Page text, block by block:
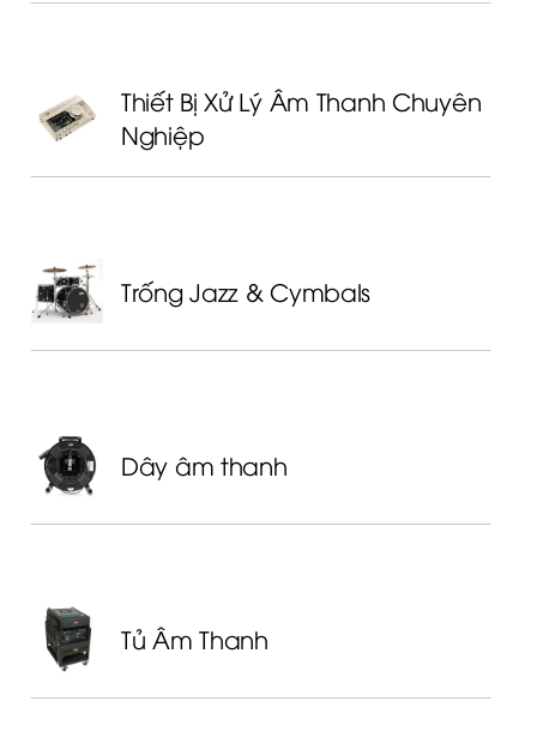
Thiết Bị Xử Lý Âm Thanh Chuyên
Nghiệp
Trống Jazz & Cymbals
Dây âm thanh
Tủ Âm Thanh